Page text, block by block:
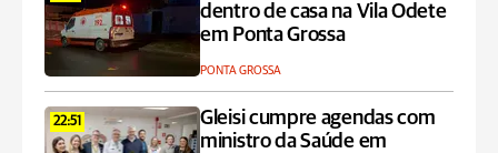
dentro de casa na Vila Odete
em Ponta Grossa
PONTA GROSSA
22:51
Gleisi cumpre agendas com
ministro da Saúde em